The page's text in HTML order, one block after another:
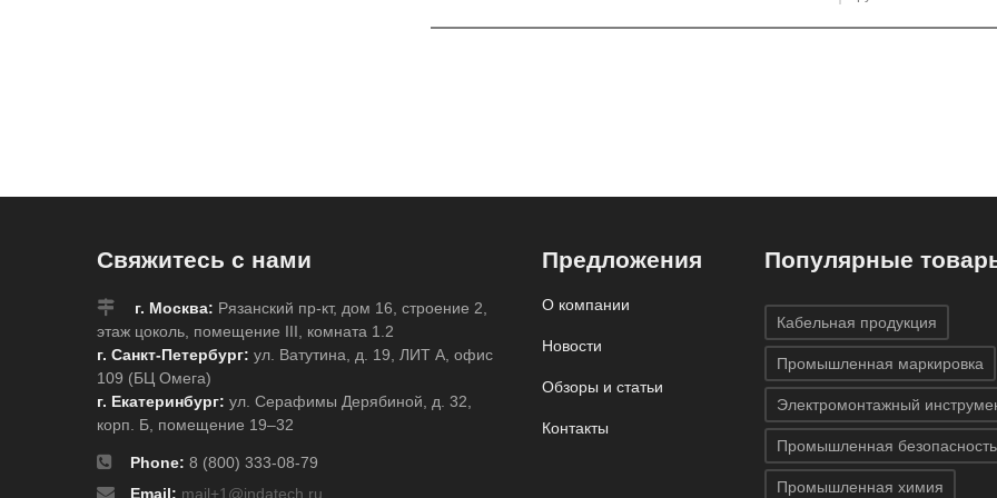
Свяжитесь с нами
г. Москва: Рязанский пр-кт, дом 16, строение 2,
этаж цоколь, помещение III, комната 1.2
г. Санкт-Петербург: ул. Ватутина, д. 19, ЛИТ А, офис
109 (БЦ Омега)
г. Екатеринбург: ул. Серафимы Дерябиной, д. 32,
корп. Б, помещение 19–32
Phone: 8 (800) 333-08-79
Email: mail+1@indatech.ru
Предложения
О компании
Новости
Обзоры и статьи
Контакты
Популярные
Кабельная продукция
Промышленная маркировка
Электромонтажный
Промышленная безопасность
Промышленная химия